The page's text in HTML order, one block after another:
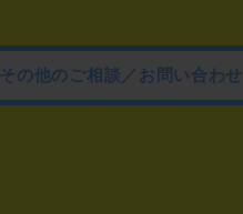
その他のご相談／お問い合わせ